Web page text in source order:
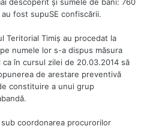
descoperit şi sumele de bani: 760
fost supuSE confiscării.
Teritorial Timiş au procedat la
numele lor s-a dispus măsura
în cursul zilei de 20.03.2014 să
de arestare preventivă
constituire a unui grup
coordonarea procurorilor